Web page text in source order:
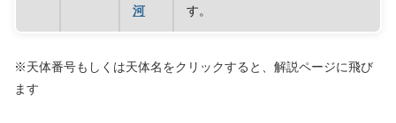
河
す。
※天体番号もしくは天体名をクリックすると、解説ページに飛び
ます